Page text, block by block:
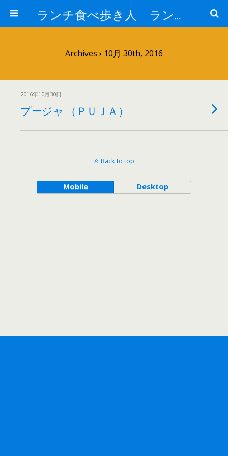
ランチ食べ歩き人 ランチパスポートで美味しいランチ 安い 贅沢 おいしい
Archives › 10月 30th, 2016
2016年10月30日
プージャ （ＰＵＪＡ）
Back to top
Mobile Desktop